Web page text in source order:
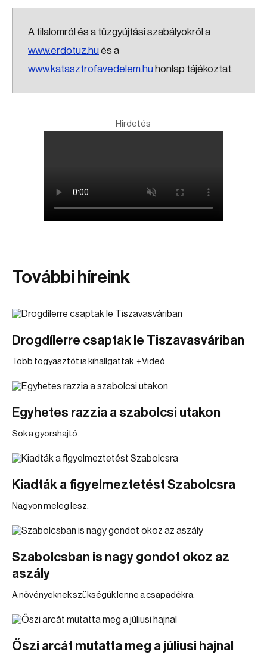
A tilalomról és a tűzgyújtási szabályokról a
www.erdotuz.hués a
www.katasztrofavedelem.hu honlap tájékoztat.
Hirdetés
További híreink
Drogdílerre csaptak le Tiszavasváriban
Több fogyasztót is kihallgattak. +Videó.
Egyhetes razzia a szabolcsi utakon
Sok a gyorshajtó.
Kiadták a figyelmeztetést Szabolcsra
Nagyon meleg lesz.
Szabolcsban is nagy gondot okoz az
aszály
A növényeknek szükségük lenne a csapadékra.
Őszi arcát mutatta meg a júliusi hajnal